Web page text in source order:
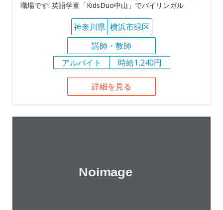
職場です! 英語学童「KidsDuo中山」でバイリンガル
神奈川県 横浜市緑区
講師・教師
アルバイト
時給1,240円
詳細を見る